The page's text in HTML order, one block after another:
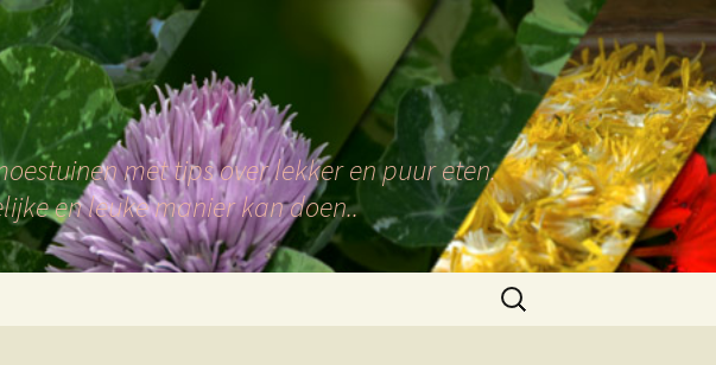
met tips over lekker en puur eten.
en leuke manier kan doen..
Zoeken
naar: